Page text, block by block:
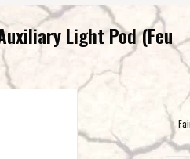
Light Pod (Feu